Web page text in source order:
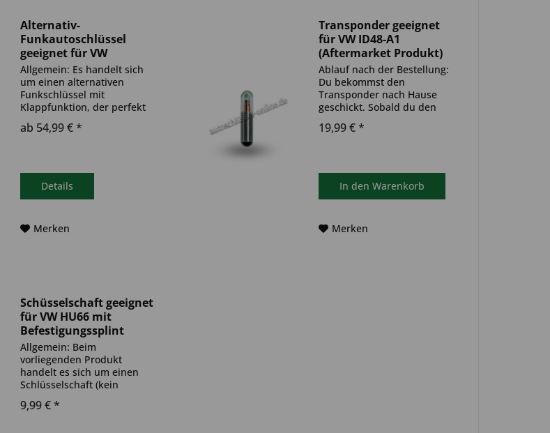
Alternativ-
Funkautoschlüssel
geeignet für VW
Allgemein: Es handelt sich
um einen alternativen
Funkschlüssel mit
Klappfunktion, der perfekt
als neuer Autoschlüssel
geeignet ist. Das Produkt
Funktionen sind die gleichen
und der...
ab 54,99 € *
Details
Merken
Transponder geeignet
für VW ID48-A1
(Aftermarket Produkt)
Ablauf nach der Bestellung:
Du bekommst den
Transponder nach Hause
geschickt. Sobald du den
dieser in deinen
codiert werden. Du kannst
dazu einen Termin bei...
19,99 € *
In den Warenkorb
Merken
Schüsselschaft geeignet
für VW HU66 mit
Befestigungssplint
(Aftermarket Produkt)
Allgemein: Beim
vorliegenden Produkt
handelt es sich um einen
Schlüsselschaft (kein
ideal zum Austausch
9,99 € *